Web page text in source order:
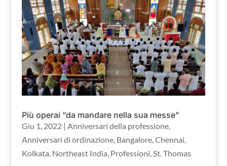
Più operai “da mandare nella sua messe”
Giu 1, 2022| Anniversari della professione,
Anniversari di ordinazione, Bangalore,Chennai,
Kolkata, Northeast India, Professioni,St. Thomas